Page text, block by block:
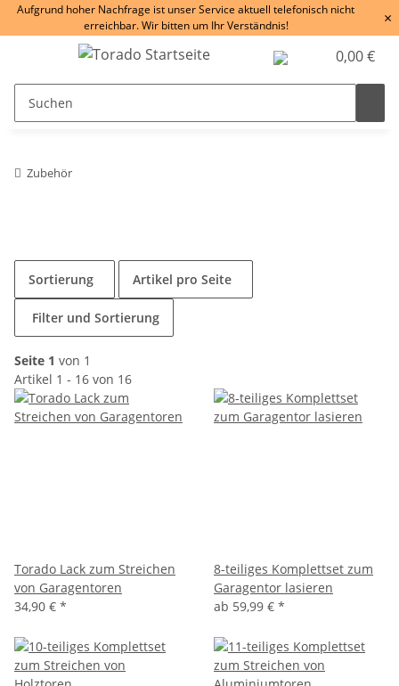
Aufgrund hoher Nachfrage ist unser Service aktuell telefonisch nicht
erreichbar. Wir bitten um Ihr Verständnis!
×
0,00 €
Zubehör
Sortierung Artikel pro Seite
Filter und Sortierung
Seite 1 von 1
Artikel 1 - 16 von 16
Torado Lack zum Streichen
von Garagentoren
34,90 € *
8-teiliges Komplettset zum
Garagentor lasieren
ab 59,99 € *